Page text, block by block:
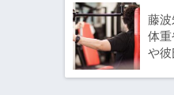
藤
体重
や